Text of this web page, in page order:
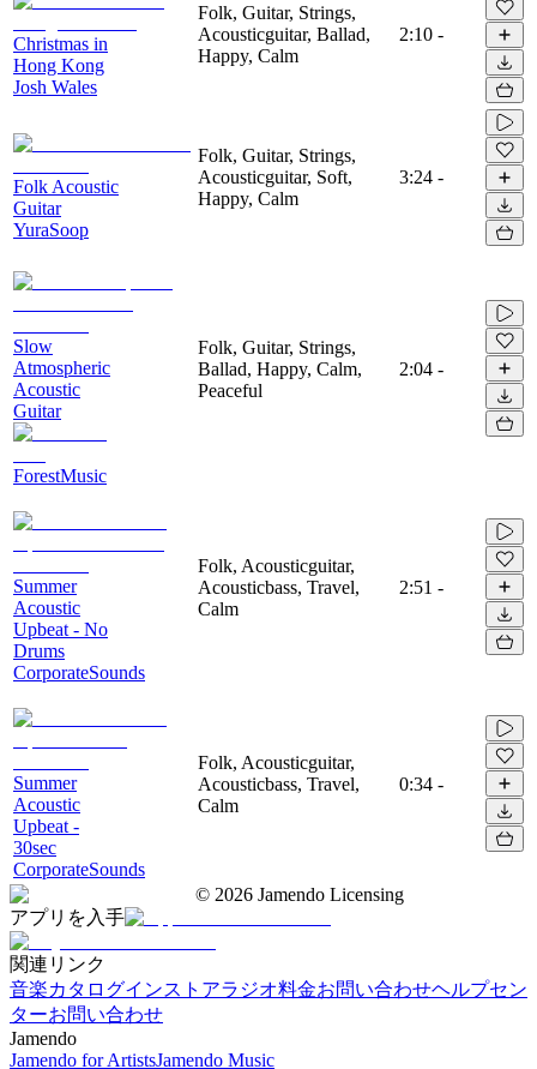
Christmas in
Hong Kong
Josh Wales
Folk, Guitar, Strings,
Acousticguitar, Ballad,
Happy, Calm
2:10 -
Folk Acoustic
Guitar
YuraSoop
Folk, Guitar, Strings,
Acousticguitar, Soft,
Happy, Calm
3:24 -
Slow
Atmospheric
Acoustic
Guitar
ForestMusic
Folk, Guitar, Strings,
Ballad, Happy, Calm,
Peaceful
2:04 -
Summer
Acoustic
Upbeat - No
Drums
CorporateSounds
Folk, Acousticguitar,
Acousticbass, Travel,
Calm
2:51 -
Summer
Acoustic
Upbeat -
30sec
CorporateSounds
Folk, Acousticguitar,
Acousticbass, Travel,
Calm
0:34 -
© 2026 Jamendo Licensing
アプリを入手
関連リンク
音楽カタログインストアラジオ料金お問い合わせヘルプセン
ターお問い合わせ
Jamendo
Jamendo for ArtistsJamendo Music